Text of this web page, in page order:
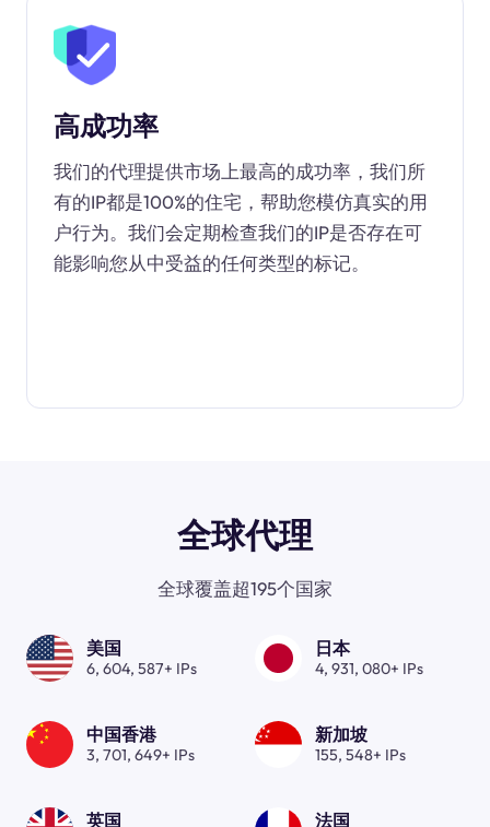
高成功率
我们的代理提供市场上最高的成功率，我们所
有的IP都是100%的住宅，帮助您模仿真实的用
户行为。我们会定期检查我们的IP是否存在可
能影响您从中受益的任何类型的标记。
全球代理
全球覆盖超195个国家
美国
6, 604, 587+ IPs
日本
4, 931, 080+ IPs
中国香港
3, 701, 649+ IPs
新加坡
155, 548+ IPs
英国 法国